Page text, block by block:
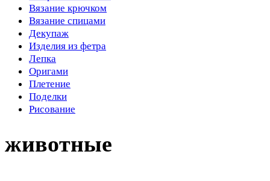
Вязание крючком
Вязание спицами
Декупаж
Изделия из фетра
Лепка
Оригами
Плетение
Поделки
Рисование
животные